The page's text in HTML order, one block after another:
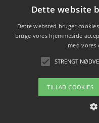
kr.249,00
Gå til shop
Dette website
Dette websted bruger
bruge vores hjemmeside
med
STRENGT
TILLAD COOKIES